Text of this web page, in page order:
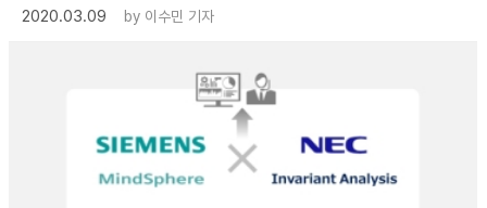
2020.03.09 by 이수민 기자